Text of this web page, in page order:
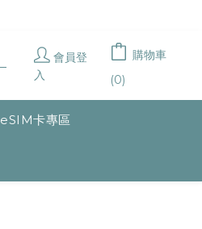
會員登
入
購物車
(0)
eSIM卡專區